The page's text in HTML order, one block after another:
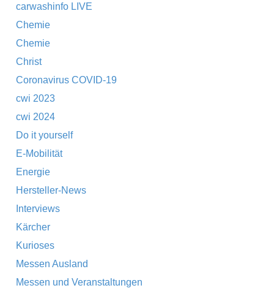
carwashinfo LIVE
Chemie
Chemie
Christ
Coronavirus COVID-19
cwi 2023
cwi 2024
Do it yourself
E-Mobilität
Energie
Hersteller-News
Interviews
Kärcher
Kurioses
Messen Ausland
Messen und Veranstaltungen